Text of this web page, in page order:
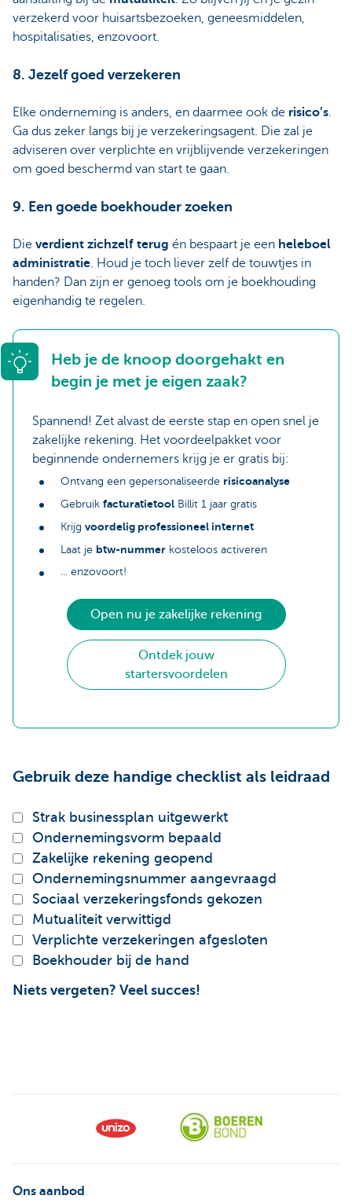
verzekerd voor huisartsbezoeken, geneesmiddelen,
hospitalisaties, enzovoort.
8. Jezelf goed verzekeren
Elke onderneming is anders, en daarmee ook de risico’s
Ga dus zeker langs bij je verzekeringsagent. Die zal je
adviseren over verplichte en vrijblijvende verzekeringen
om goed beschermd van start te gaan.
9. Een goede boekhouder zoeken
Die verdient zichzelf terug én bespaart je een heleboel
administratie . Houd je toch liever zelf de touwtjes in
handen? Dan zijn er genoeg tools om je boekhouding
eigenhandig te regelen.
Heb je de knoop doorgehakt en
begin je met je eigen zaak?
Spannend! Zet alvast de eerste stap en open snel je
zakelijke rekening. Het voordeelpakket voor
beginnende ondernemers krijg je er gratis bij:
Ontvang een gepersonaliseerde risicoanalyse
Gebruik facturatietool Billit 1 jaar gratis
Krijg voordelig professioneel internet
Laat je btw-nummer kosteloos activeren
... enzovoort!
Open nu je zakelijke rekening
Ontdek jouw
startersvoordelen
Gebruik deze handige checklist als leidraad
Strak businessplan uitgewerkt
Ondernemingsvorm bepaald
Zakelijke rekening geopend
Ondernemingsnummer aangevraagd
Sociaal verzekeringsfonds gekozen
Mutualiteit verwittigd
Verplichte verzekeringen afgesloten
Boekhouder bij de hand
Niets vergeten? Veel succes!
Ons aanbod